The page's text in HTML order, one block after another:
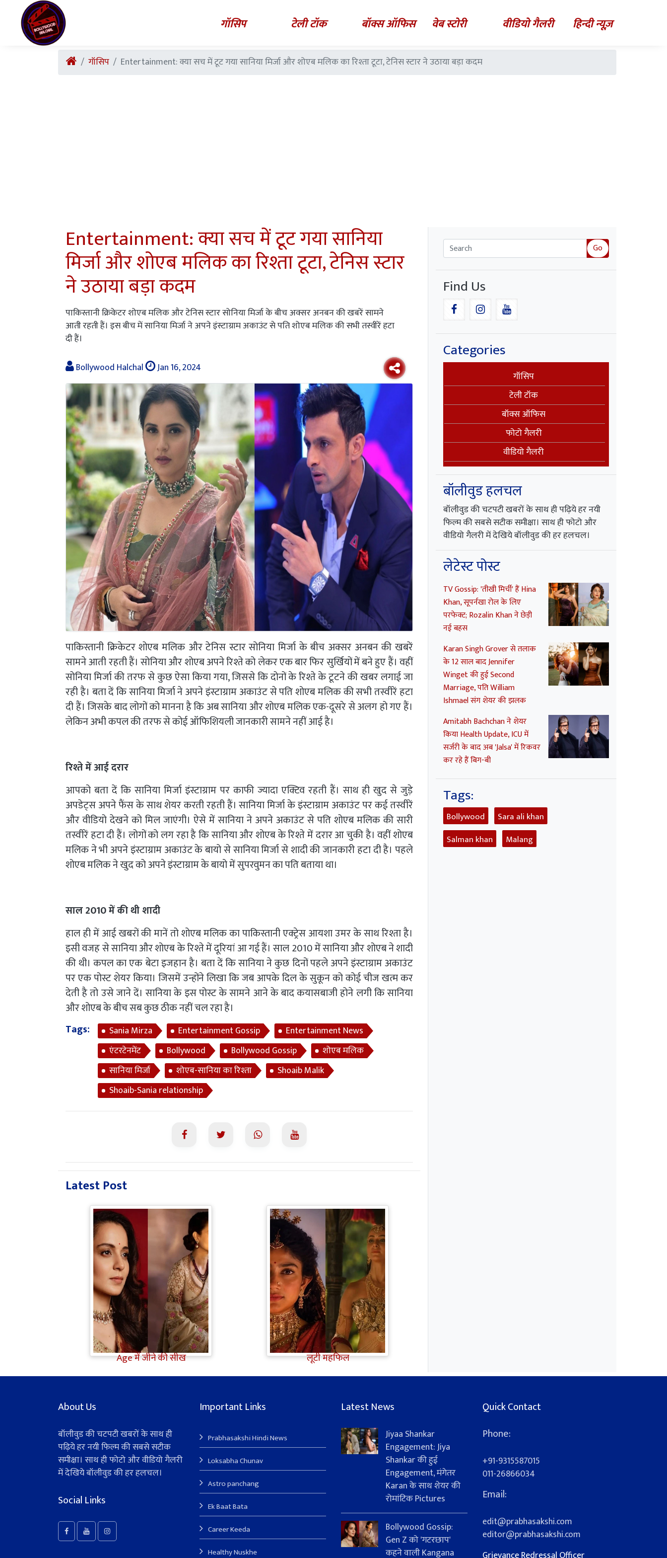
गॉसिप टेली टॉक बॉक्स ऑफिस वेब स्टोरी वीडियो गैलरी हिन्दी न्यूज़
गॉसिप Entertainment: क्या सच में टूट गया सानिया मिर्जा और शोएब मलिक का रिश्ता टूटा, टेनिस स्टार ने उठाया बड़ा कदम
Entertainment: क्या सच में टूट गया सानिया
मिर्जा और शोएब मलिक का रिश्ता टूटा, टेनिस स्टार
ने उठाया बड़ा कदम
पाकिस्तानी क्रिकेटर शोएब मलिक और टेनिस स्टार सोनिया मिर्जा के बीच अक्सर अनबन की खबरें सामने
आती रहती हैं। इस बीच में सानिया मिर्जा ने अपने इंस्टाग्राम अकाउंट से पति शोएब मलिक की सभी तस्वीरें हटा
दी हैं।
Bollywood Halchal
Jan 16, 2024
पाकिस्तानी क्रिकेटर शोएब मलिक और टेनिस स्टार सोनिया मिर्जा के बीच अक्सर अनबन की खबरें
सामने आती रहती हैं। सोनिया और शोएब अपने रिश्ते को लेकर एक बार फिर सुर्खियों में बने हुए हैं। वहीं
सोनिया मिर्जा की तरफ से कुछ ऐसा किया गया, जिससे कि दोनों के रिश्ते के टूटने की खबर लगाई जा
रही है। बता दें कि सानिया मिर्जा ने अपने इंस्टाग्राम अकाउंट से पति शोएब मलिक की सभी तस्वीरें हटा
दी हैं। जिसके बाद लोगों को मानना है कि अब सानिया और शोएब मलिक एक-दूसरे से अलग हो गए हैं।
लेकिन अभी कपल की तरफ से कोई ऑफिशियली जानकारी सामने नहीं आई है।
रिश्ते में आई दरार
आपको बता दें कि सानिया मिर्जा इंस्टाग्राम पर काफी ज्यादा एक्टिव रहती हैं। साथ ही खुद से जुड़े
अपडेट्स अपने फैंस के साथ शेयर करती रहती हैं। सानिया मिर्जा के इंस्टाग्राम अकाउंट पर कई तस्वीरें
और वीडियो देखने को मिल जाएंगी। ऐसे में सानिया ने अपने अकाउंट से पति शोएब मलिक की सारी
तस्वीरें हटा दी हैं। लोगों को लग रहा है कि सानिया और शोएब के रिश्ते में दरार आ चुकी है। वहीं शोएब
मलिक ने भी अपने इंस्टाग्राम अकाउंट के बायो से सानिया मिर्जा से शादी की जानकारी हटा दी है। पहले
शोएब मलिक ने खुद को अपने इंस्टाग्राम के बायो में सुपरवुमन का पति बताया था।
साल 2010 में की थी शादी
हाल ही में आई खबरों की मानें तो शोएब मलिक का पाकिस्तानी एक्ट्रेस आयशा उमर के साथ रिश्ता है।
इसी वजह से सानिया और शोएब के रिश्ते में दूरियां आ गई हैं। साल 2010 में सानिया और शोएब ने शादी
की थी। कपल का एक बेटा इजहान है। बता दें कि सानिया ने कुछ दिनों पहले अपने इंस्टाग्राम अकाउंट
पर एक पोस्ट शेयर किया। जिसमें उन्होंने लिखा कि जब आपके दिल के सुकून को कोई चीज खत्म कर
देती है तो उसे जाने दें। सानिया के इस पोस्ट के सामने आने के बाद कयासबाजी होने लगी कि सानिया
और शोएब के बीच सब कुछ ठीक नहीं चल रहा है।
Tags:
Sania Mirza Entertainment Gossip
Entertainment News
एंटरटेनमेंट
Bollywood Bollywood Gossip
शोएब मलिक
सानिया मिर्जा
शोएब-सानिया का रिश्ता
Shoaib Malik
Shoaib-Sania relationship
Latest Post
Bollywood Gossip: Gen Z को
'गटरछाप' कहने वाली Kangana
Ranaut के बदले सुर, दी Digital
Age में जीने की सीख
Ramayana Trailer: सीता से
ज्यादा Rakul Preet Singh की
चर्चा, Shurpanakha के लुक ने
लूटी महफिल
Go
Find Us
Categories
गॉसिप
टेली टॉक
बॉक्स ऑफिस
फोटो गैलरी
वीडियो गैलरी
बॉलीवुड हलचल
बॉलीवुड की चटपटी खबरों के साथ ही पढ़िये हर नयी
फिल्म की सबसे सटीक समीक्षा। साथ ही फोटो और
वीडियो गैलरी में देखिये बॉलीवुड की हर हलचल।
लेटेस्ट पोस्ट
TV Gossip: 'तीखी मिर्ची' हैं Hina
Khan, सूपर्नखा रोल के लिए
परफेक्ट; Rozalin Khan ने छेड़ी
नई बहस
Karan Singh Grover से तलाक
के 12 साल बाद Jennifer
Winget की हुई Second
Marriage, पति William
Ishmael संग शेयर की झलक
Amitabh Bachchan ने शेयर
किया Health Update, ICU में
सर्जरी के बाद अब 'Jalsa' में रिकवर
कर रहे हैं बिग-बी
Tags:
Bollywood
Sara ali khan
Salman khan
Malang
About Us
बॉलीवुड की चटपटी खबरों के साथ ही
पढ़िये हर नयी फिल्म की सबसे सटीक
समीक्षा। साथ ही फोटो और वीडियो गैलरी
में देखिये बॉलीवुड की हर हलचल।
Social Links
Important Links
Prabhasakshi Hindi News
Loksabha Chunav
Astro panchang
Ek Baat Bata
Career Keeda
Healthy Nuskhe
Latest News
Jiyaa Shankar
Engagement: Jiya
Shankar की हुई
Engagement, मंगेतर
Karan के साथ शेयर की
रोमांटिक Pictures
Bollywood Gossip:
Gen Z को 'गटरछाप'
कहने वाली Kangana
Quick Contact
Phone:
+91-9315587015
011-26866034
Email:
edit@prabhasakshi.com
editor@prabhasakshi.com